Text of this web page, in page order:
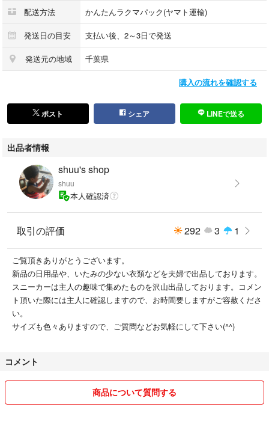
#熱帯魚
#水槽
#玄関
#トイレ
配送方法 かんたんラクマパック(ヤマト運輸)
発送日の目安 支払い後、2～3日で発送
発送元の地域 千葉県
購入の流れを確認する
ポスト シェア LINEで送る
出品者情報
shuu's shop
shuu
本人確認済
取引の評価 292 3 1
ご覧頂きありがとうございます。
新品の日用品や、いたみの少ない衣類などを夫婦で出品しております。
スニーカーは主人の趣味で集めたものを沢山出品しております。コメン
ト頂いた際には主人に確認しますので、お時間要しますがご容赦くださ
い。
サイズも色々ありますので、ご質問などお気軽にして下さい(^^)
コメント
商品について質問する